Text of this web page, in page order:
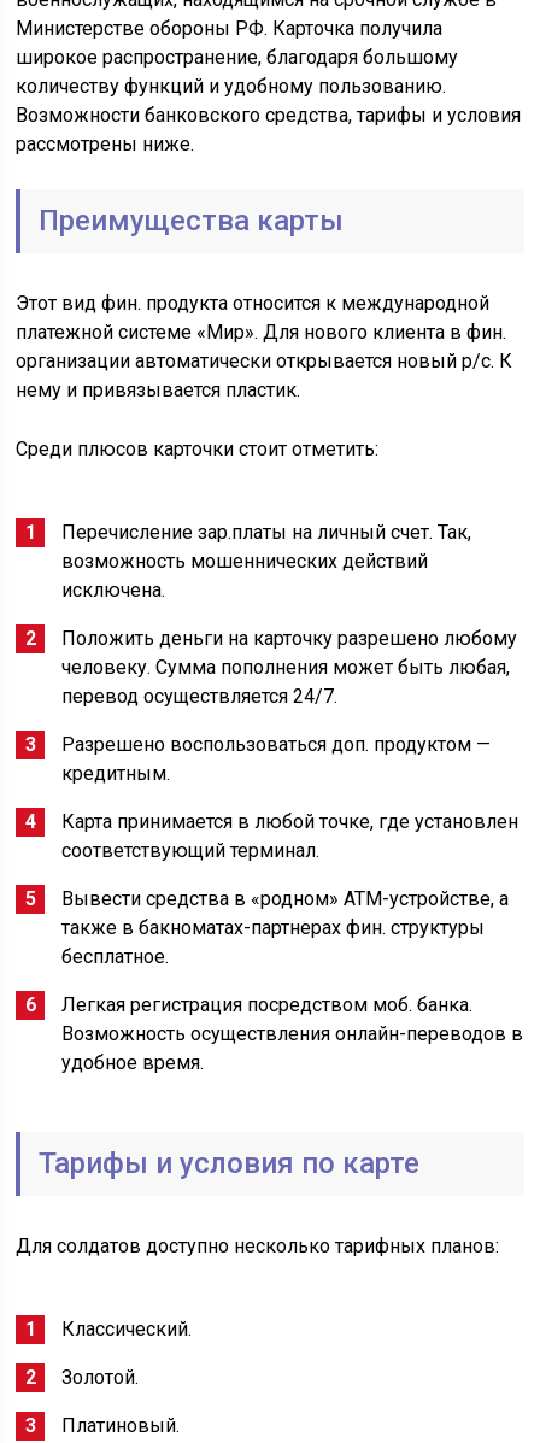
Министерстве обороны РФ. Карточка получила
широкое распространение, благодаря большому
количеству функций и удобному пользованию.
Возможности банковского средства, тарифы и условия
рассмотрены ниже.
Преимущества карты
Этот вид фин. продукта относится к международной
платежной системе «Мир». Для нового клиента в фин.
организации автоматически открывается новый р/с. К
нему и привязывается пластик.
Среди плюсов карточки стоит отметить:
Перечисление зар.платы на личный счет. Так,
возможность мошеннических действий
исключена.
Положить деньги на карточку разрешено любому
человеку. Сумма пополнения может быть любая,
перевод осуществляется 24/7.
Разрешено воспользоваться доп. продуктом —
кредитным.
Карта принимается в любой точке, где установлен
соответствующий терминал.
Вывести средства в «родном» АТМ-устройстве, а
также в бакноматах-партнерах фин. структуры
бесплатное.
Легкая регистрация посредством моб. банка.
Возможность осуществления онлайн-переводов в
удобное время.
Тарифы и условия по карте
Для солдатов доступно несколько тарифных планов:
Классический.
Золотой.
Платиновый.